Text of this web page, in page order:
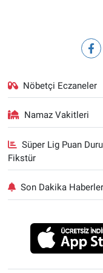
Nöbetçi Eczaneler
Namaz Vakitleri
Süper Lig Puan
Fikstür
Son Dakika